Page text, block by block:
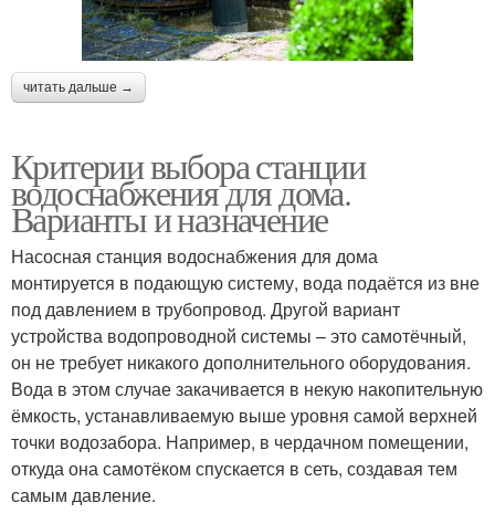
читать дальше →
Критерии выбора станции
водоснабжения для дома.
Варианты и назначение
Насосная станция водоснабжения для дома
монтируется в подающую систему, вода подаётся из вне
под давлением в трубопровод. Другой вариант
устройства водопроводной системы – это самотёчный,
он не требует никакого дополнительного оборудования.
Вода в этом случае закачивается в некую накопительную
ёмкость, устанавливаемую выше уровня самой верхней
точки водозабора. Например, в чердачном помещении,
откуда она самотёком спускается в сеть, создавая тем
самым давление.